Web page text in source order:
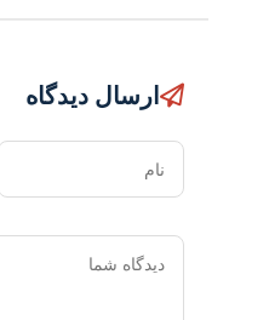
ارسال دیدگاه